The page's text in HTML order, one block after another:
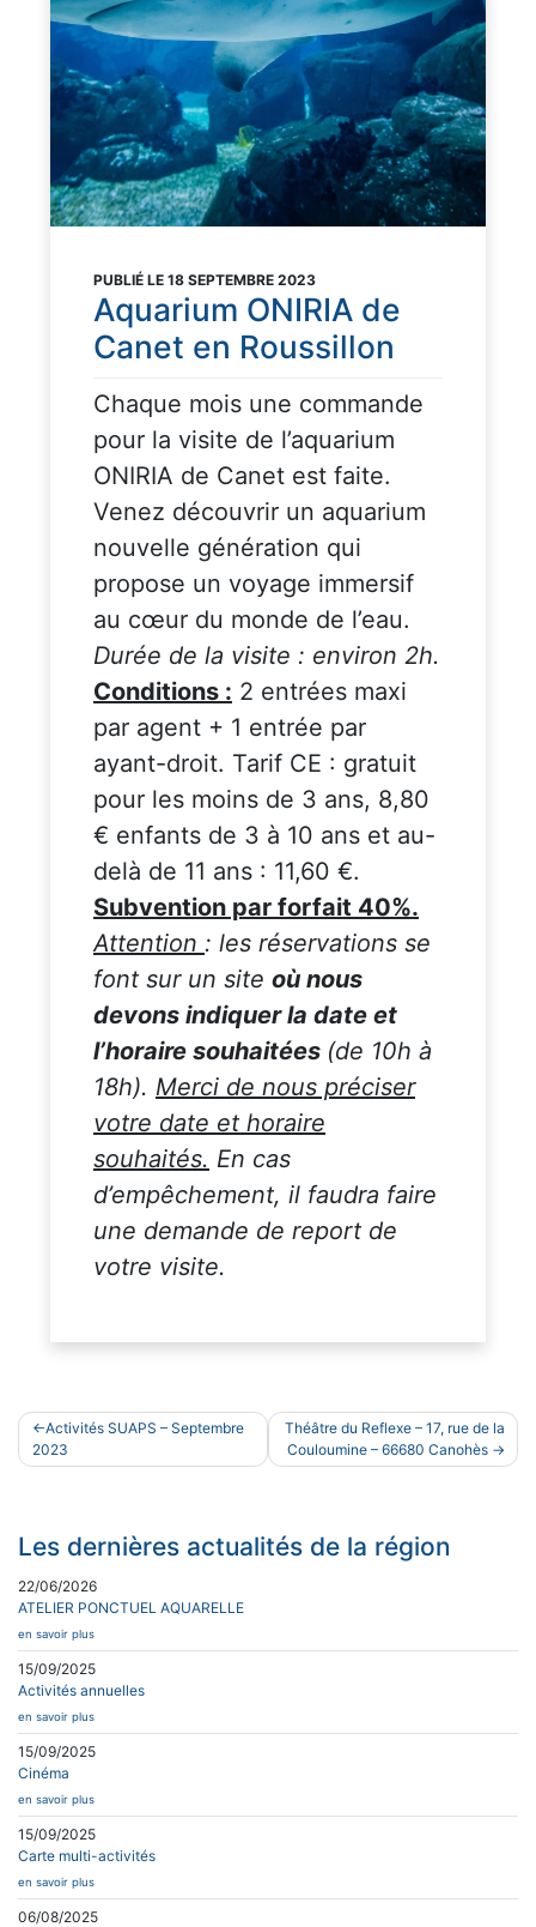
PUBLIÉ LE 18 SEPTEMBRE 2023
Aquarium ONIRIA de
Canet en Roussillon
Chaque mois une commande
pour la visite de l’aquarium
ONIRIA de Canet est faite.
Venez découvrir un aquarium
nouvelle génération qui
propose un voyage immersif
au cœur du monde de l’eau.
Durée de la visite : environ 2h.
Conditions : 2 entrées maxi
par agent + 1 entrée par
ayant-droit. Tarif CE : gratuit
pour les moins de 3 ans, 8,80
€ enfants de 3 à 10 ans et au-
delà de 11 ans : 11,60 €.
Subvention par forfait 40%.
Attention : les réservations se
font sur un site où nous
devons indiquer la date et
l’horaire souhaitées (de 10h à
18h). Merci de nous préciser
votre date et horaire
souhaités. En cas
d’empêchement, il faudra faire
une demande de report de
votre visite.
Navigation
de
Activités SUAPS – Septembre
2023
Théâtre du Reflexe – 17, rue de la
Couloumine – 66680 Canohès
Les dernières actualités de la région
22/06/2026
ATELIER PONCTUEL AQUARELLE
en savoir plus
15/09/2025
Activités annuelles
en savoir plus
15/09/2025
Cinéma
en savoir plus
15/09/2025
Carte multi-activités
en savoir plus
06/08/2025